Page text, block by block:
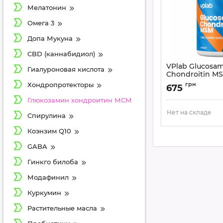
Мелатонин
Омега 3
Допа Мукуна
CBD (каннабидиол)
Гиалуроновая кислота
Хондропротекторы
Глюкозамин хондроитин МСМ
Спирулина
Коэнзим Q10
GABA
Гинкго билоба
Модафинил
Куркумин
Растительные масла
VPlab
Chondroitin
глюкозамин,
МСМ комплекс
Артикул: VP54490
675 грн
Нет на складе